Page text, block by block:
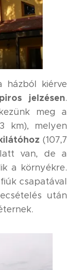
házból kiérve
jelzésen.
meg a
km), melyen
(107,7
van, de a
a környékre.
csapatával
után